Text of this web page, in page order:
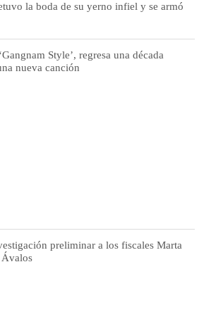
la boda de su yerno infiel y se armó
Style’, regresa una década
nueva canción
preliminar a los fiscales Marta